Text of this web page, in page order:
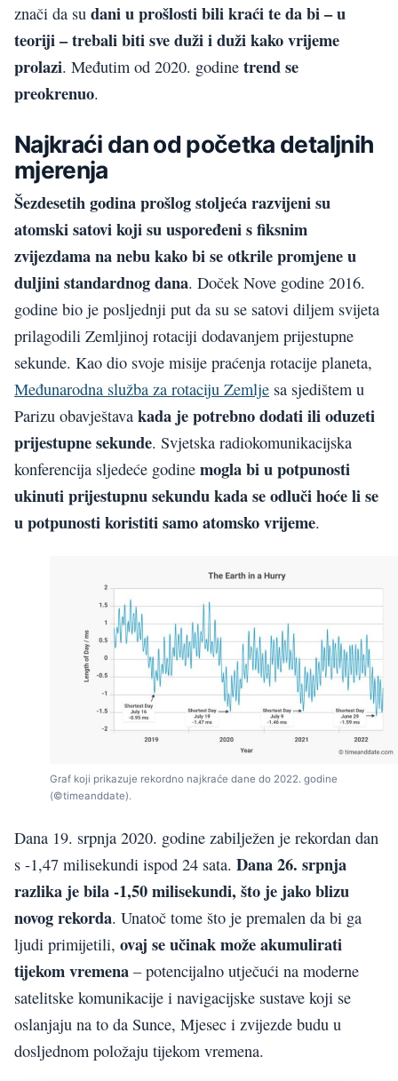
znači da su dani u prošlosti bili kraći te da bi – u
teoriji – trebali biti sve duži i duži kako vrijeme
prolazi. Međutim od 2020. godine trend se
preokrenuo.
Najkraći dan od početka detaljnih
mjerenja
Šezdesetih godina prošlog stoljeća razvijeni su
atomski satovi koji su uspoređeni s fiksnim
zvijezdama na nebu kako bi se otkrile promjene u
duljini standardnog dana. Doček Nove godine 2016.
godine bio je posljednji put da su se satovi diljem svijeta
prilagodili Zemljinoj rotaciji dodavanjem prijestupne
sekunde. Kao dio svoje misije praćenja rotacije planeta,
Međunarodna služba za rotaciju Zemlje sa sjedištem u
Parizu obavještava kada je potrebno dodati ili oduzeti
prijestupne sekunde. Svjetska radiokomunikacijska
konferencija sljedeće godine mogla bi u potpunosti
ukinuti prijestupnu sekundu kada se odluči hoće li se
u potpunosti koristiti samo atomsko vrijeme.
Graf koji prikazuje rekordno najkraće dane do 2022. godine
(©timeanddate).
Dana 19. srpnja 2020. godine zabilježen je rekordan dan
s -1,47 milisekundi ispod 24 sata. Dana 26. srpnja
razlika je bila -1,50 milisekundi, što je jako blizu
novog rekorda. Unatoč tome što je premalen da bi ga
ljudi primijetili, ovaj se učinak može akumulirati
tijekom vremena – potencijalno utječući na moderne
satelitske komunikacije i navigacijske sustave koji se
oslanjaju na to da Sunce, Mjesec i zvijezde budu u
dosljednom položaju tijekom vremena.